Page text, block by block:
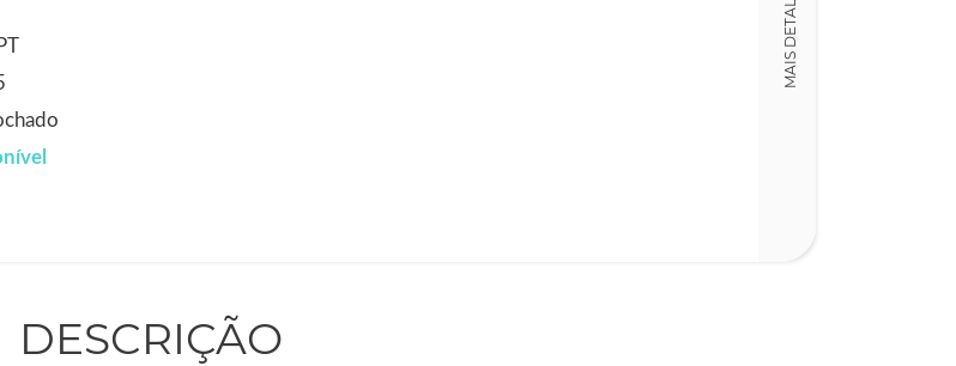
MAIS DETALHES
DESCRIÇÃO